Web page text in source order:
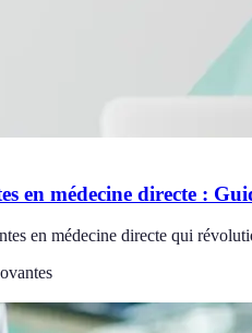
en médecine directe :
en médecine directe qui